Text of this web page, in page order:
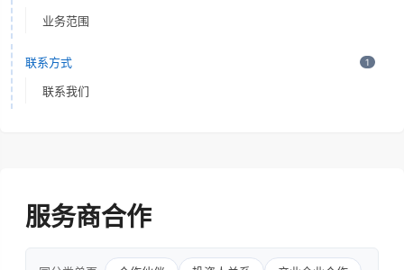
业务范围
联系方式 1
联系我们
服务商合作